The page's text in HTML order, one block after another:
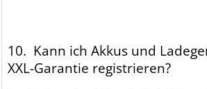
10. Kann ich Akkus und
XXL-Garantie registrieren?